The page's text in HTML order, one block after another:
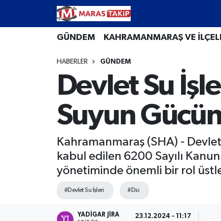
GÜNDEM KAHRAMANMARAŞ VE
HABERLER GÜNDEM
Devlet Su
Suyun
Kahramanmaraş (SHA) -
kabul edilen 6200 Sayılı
yönetiminde önemli bir rol
#Devlet Su İşleri #Dsi
YADIGAR JIRA 23.12.2024 - 11:17
Kahramanmaraş Nöbetçi Eczaneler
Kahramanmaraş Hava Durumu
Kahramanmaraş Namaz Vakitleri
Kahramanmaraş Trafik Yoğunluk Haritası
Süper Lig Puan Durumu ve Fikstür
Son Dakika Haberleri
Haber Arşivi